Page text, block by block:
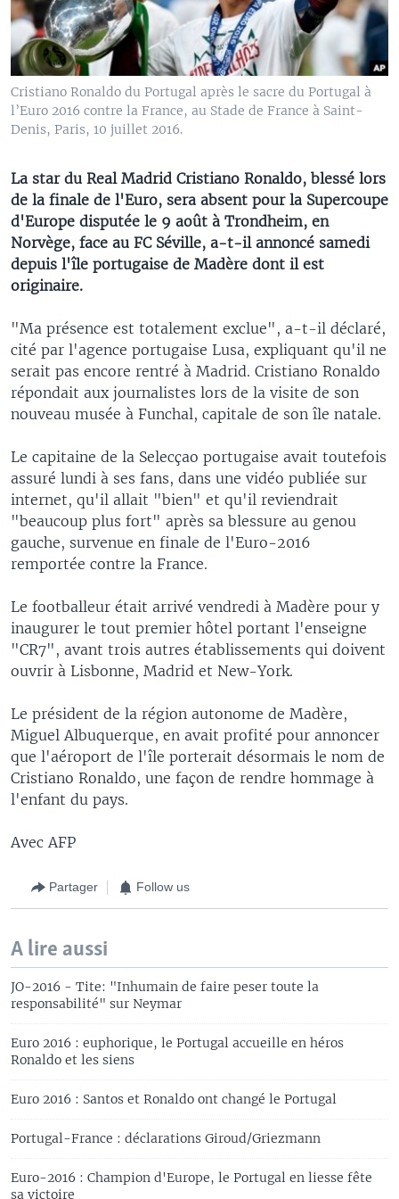
Cristiano Ronaldo du Portugal après le sacre du Portugal à
l’Euro 2016 contre la France, au Stade de France à Saint-
Denis, Paris, 10 juillet 2016.
La star du Real Madrid Cristiano Ronaldo, blessé lors
de la finale de l'Euro, sera absent pour la Supercoupe
d'Europe disputée le 9 août à Trondheim, en
Norvège, face au FC Séville, a-t-il annoncé samedi
depuis l'île portugaise de Madère dont il est
originaire.
"Ma présence est totalement exclue", a-t-il déclaré,
cité par l'agence portugaise Lusa, expliquant qu'il ne
serait pas encore rentré à Madrid. Cristiano Ronaldo
répondait aux journalistes lors de la visite de son
nouveau musée à Funchal, capitale de son île natale.
Le capitaine de la Selecçao portugaise avait toutefois
assuré lundi à ses fans, dans une vidéo publiée sur
internet, qu'il allait "bien" et qu'il reviendrait
"beaucoup plus fort" après sa blessure au genou
gauche, survenue en finale de l'Euro-2016
remportée contre la France.
Le footballeur était arrivé vendredi à Madère pour y
inaugurer le tout premier hôtel portant l'enseigne
"CR7", avant trois autres établissements qui doivent
ouvrir à Lisbonne, Madrid et New-York.
Le président de la région autonome de Madère,
Miguel Albuquerque, en avait profité pour annoncer
que l'aéroport de l'île porterait désormais le nom de
Cristiano Ronaldo, une façon de rendre hommage à
l'enfant du pays.
Avec AFP
Partager Follow us
A lire aussi
JO-2016 - Tite: "Inhumain de faire peser toute la
responsabilité" sur Neymar
Euro 2016 : euphorique, le Portugal accueille en héros
Ronaldo et les siens
Euro 2016 : Santos et Ronaldo ont changé le Portugal
Portugal-France : déclarations Giroud/Griezmann
Euro-2016 : Champion d'Europe, le Portugal en liesse fête
sa victoire